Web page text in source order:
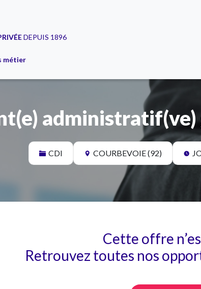
DEPUIS 1896
métier
CDI COURBEVOIE (92)
Cette offre
Retrouvez toutes nos